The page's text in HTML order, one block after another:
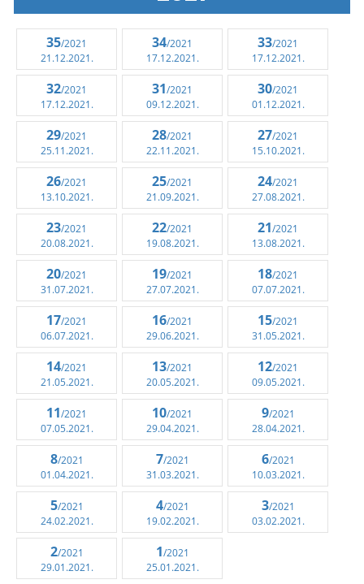
35/2021
21.12.2021.
34/2021
17.12.2021.
33/2021
17.12.2021.
32/2021
17.12.2021.
31/2021
09.12.2021.
30/2021
01.12.2021.
29/2021
25.11.2021.
28/2021
22.11.2021.
27/2021
15.10.2021.
26/2021
13.10.2021.
25/2021
21.09.2021.
24/2021
27.08.2021.
23/2021
20.08.2021.
22/2021
19.08.2021.
21/2021
13.08.2021.
20/2021
31.07.2021.
19/2021
27.07.2021.
18/2021
07.07.2021.
17/2021
06.07.2021.
16/2021
29.06.2021.
15/2021
31.05.2021.
14/2021
21.05.2021.
13/2021
20.05.2021.
12/2021
09.05.2021.
11/2021
07.05.2021.
10/2021
29.04.2021.
9/2021
28.04.2021.
8/2021
01.04.2021.
7/2021
31.03.2021.
6/2021
10.03.2021.
5/2021
24.02.2021.
4/2021
19.02.2021.
3/2021
03.02.2021.
2/2021
29.01.2021.
1/2021
25.01.2021.